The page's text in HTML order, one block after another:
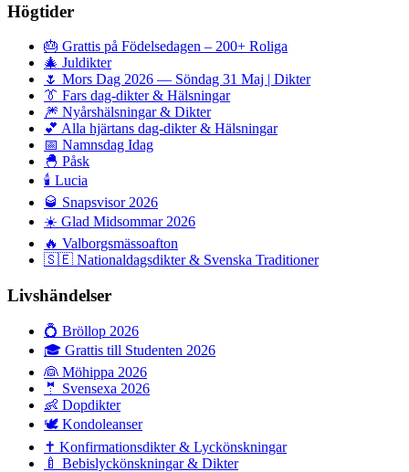
Högtider
🎂 Grattis på Födelsedagen – 200+ Roliga
🎄 Juldikter
🌷 Mors Dag 2026 — Söndag 31 Maj | Dikter
👔 Fars dag-dikter & Hälsningar
🎆 Nyårshälsningar & Dikter
💕 Alla hjärtans dag-dikter & Hälsningar
📅 Namnsdag Idag
🐣 Påsk
🕯️ Lucia
🥃 Snapsvisor 2026
☀️ Glad Midsommar 2026
🔥 Valborgsmässoafton
🇸🇪 Nationaldagsdikter & Svenska Traditioner
Livshändelser
💍 Bröllop 2026
🎓 Grattis till Studenten 2026
👰 Möhippa 2026
🤵 Svensexa 2026
👶 Dopdikter
🕊️ Kondoleanser
✝️ Konfirmationsdikter & Lyckönskningar
🍼 Bebislyckönskningar & Dikter